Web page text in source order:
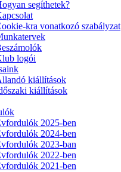
segíthetek?
kra vonatkozó szabályzat
logói
kiállítások
kiállítások
2025-ben
2024-ben
2023-ban
2022-ben
2021-ben